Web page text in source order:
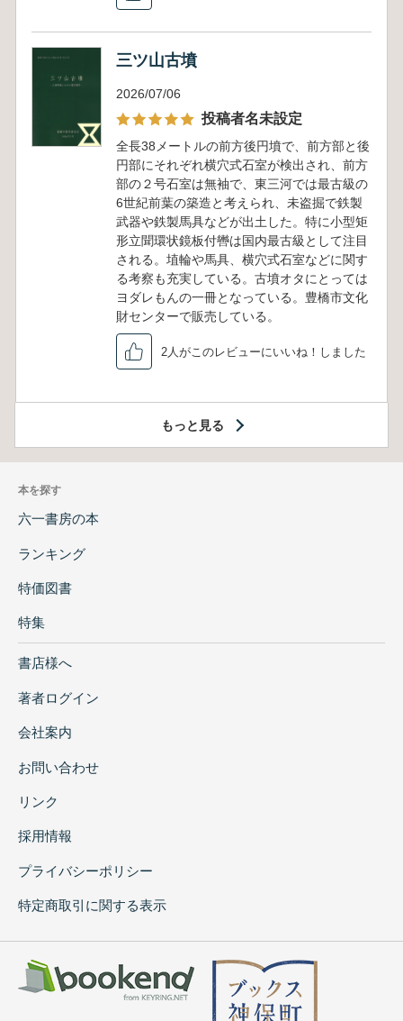
三ツ山古墳
2026/07/06
投稿者名未設定
全長38メートルの前方後円墳で、前方部と後
円部にそれぞれ横穴式石室が検出され、前方
部の２号石室は無袖で、東三河では最古級の
6世紀前葉の築造と考えられ、未盗掘で鉄製
武器や鉄製馬具などが出土した。特に小型矩
形立聞環状鏡板付轡は国内最古級として注目
される。埴輪や馬具、横穴式石室などに関す
る考察も充実している。古墳オタにとっては
ヨダレもんの一冊となっている。豊橋市文化
財センターで販売している。
2人がこのレビューにいいね！しました
もっと見る
本を探す
六一書房の本
ランキング
特価図書
特集
書店様へ
著者ログイン
会社案内
お問い合わせ
リンク
採用情報
プライバシーポリシー
特定商取引に関する表示